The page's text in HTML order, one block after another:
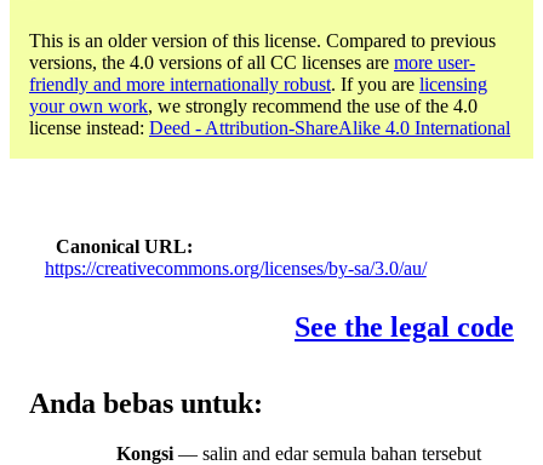
This is an older version of this license. Compared to previous
versions, the 4.0 versions of all CC licenses are more user-
friendly and more internationally robust. If you are licensing
your own work, we strongly recommend the use of the 4.0
license instead: Deed - Attribution-ShareAlike 4.0 International
Canonical URL
https://creativecommons.org/licenses/by-sa/3.0/au/
See the legal code
Anda bebas untuk:
Kongsi— salin and edar semula bahan tersebut